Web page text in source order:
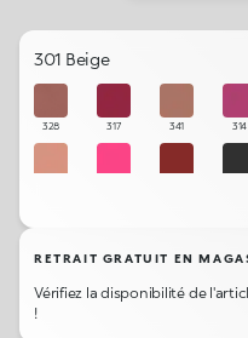
301 Beige
328 317 341 314
322
RETRAIT GRATUIT EN
Vérifiez la disponibilité de
!